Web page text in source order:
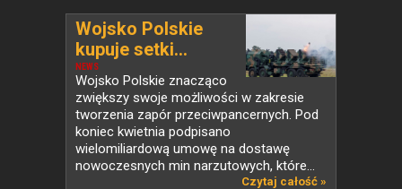
NEWS
Wojsko Polskie
kupuje setki...
Wojsko Polskie znacząco
zwiększy swoje możliwości w zakresie
tworzenia zapór przeciwpancernych. Pod
koniec kwietnia podpisano
wielomiliardową umowę na dostawę
nowoczesnych min narzutowych, które...
Czytaj całość »